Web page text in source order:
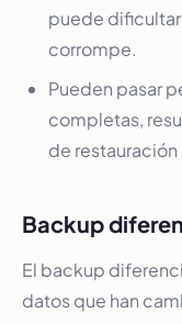
puede
corrompe.
Pueden pasar
completas,
de
Backup
El backup
datos que han